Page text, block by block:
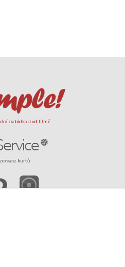
nabídka dvd filmů
kurtů